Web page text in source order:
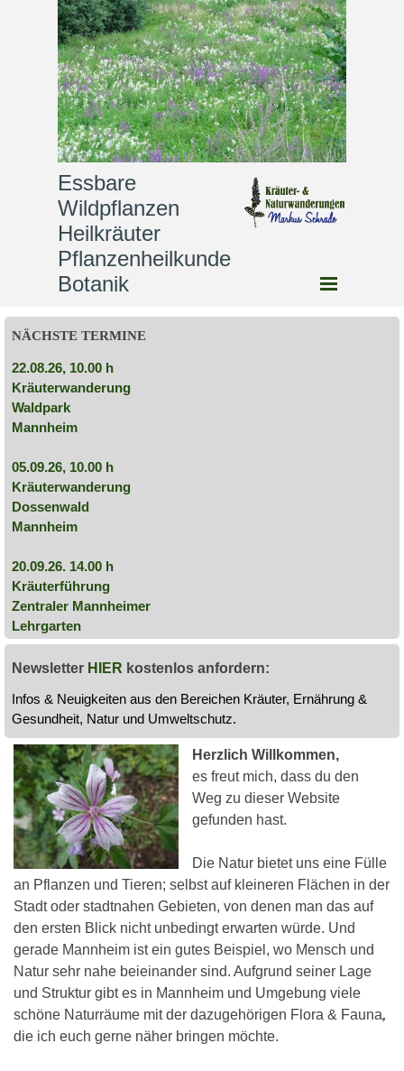
Essbare
Wildpflanzen
Heilkräuter
Pflanzenheilkunde
Botanik
NÄCHSTE TERMINE
22.08.26, 10.00 h
Kräuterwanderung
Waldpark
Mannheim
05.09.26, 10.00 h
Kräuterwanderung
Dossenwald
Mannheim
20.09.26. 14.00 h
Kräuterführung
Zentraler Mannheimer
Lehrgarten
Newsletter HIER kostenlos anfordern:
Infos & Neuigkeiten aus den Bereichen Kräuter, Ernährung &
Gesundheit, Natur und Umweltschutz.
Herzlich Willkommen,
es freut mich, dass du den
Weg zu dieser Website
gefunden hast.
Die Natur bietet uns eine Fülle
an Pflanzen und Tieren; selbst auf kleineren Flächen in der
Stadt oder stadtnahen Gebieten, von denen man das auf
den ersten Blick nicht unbedingt erwarten würde. Und
gerade Mannheim ist ein gutes Beispiel, wo Mensch und
Natur sehr nahe beieinander sind. Aufgrund seiner Lage
und Struktur gibt es in Mannheim und Umgebung viele
schöne Naturräume mit der dazugehörigen Flora & Fauna,
die ich euch gerne näher bringen möchte.